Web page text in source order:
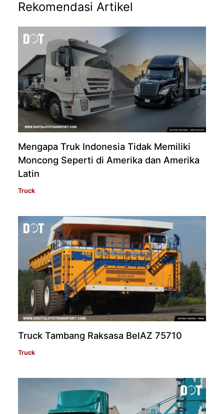
Rekomendasi Artikel
Mengapa Truk Indonesia Tidak Memiliki
Moncong Seperti di Amerika dan Amerika
Latin
Truck
Truck Tambang Raksasa BelAZ 75710
Truck